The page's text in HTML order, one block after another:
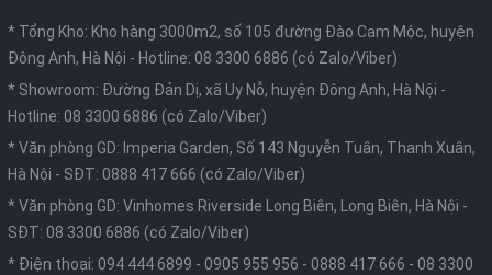
* Tổng Kho: Kho hàng 3000m2, số 105 đường Đào Cam Mộc, huyện
Đông Anh, Hà Nội - Hotline: 08 3300 6886 (có Zalo/Viber)
* Showroom: Đường Đản Dị, xã Uy Nỗ, huyện Đông Anh, Hà Nội -
Hotline: 08 3300 6886 (có Zalo/Viber)
* Văn phòng GD: Imperia Garden, Số 143 Nguyễn Tuân, Thanh Xuân,
Hà Nội - SĐT: 0888 417 666 (có Zalo/Viber)
* Văn phòng GD: Vinhomes Riverside Long Biên, Long Biên, Hà Nội -
SĐT: 08 3300 6886 (có Zalo/Viber)
* Điện thoại: 094 444 6899 - 0905 955 956 - 0888 417 666 - 08 3300